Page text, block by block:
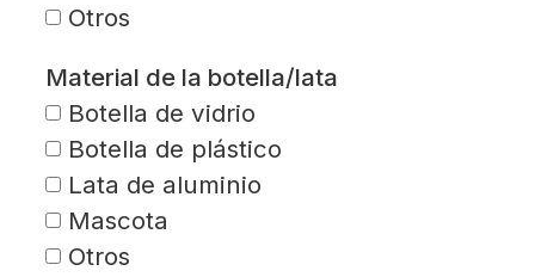
Otros
Material de la botella/lata
Botella de vidrio
Botella de plástico
Lata de aluminio
Mascota
Otros